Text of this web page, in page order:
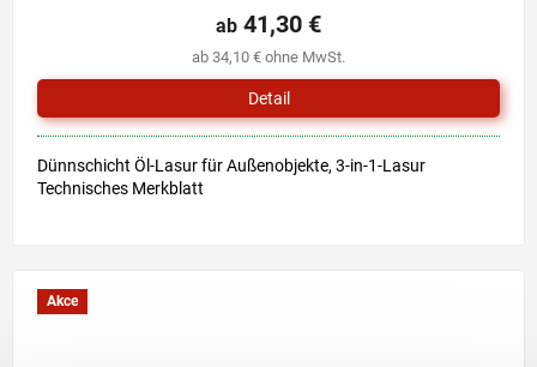
Produktbewertung
ist
4,9
von
5
Sternen.
ab 34,10 € ohne MwSt.
ab 41,30 €
Detail
Dünnschicht Öl-Lasur für Außenobjekte, 3-in-1-Lasur
Technisches Merkblatt
Akce